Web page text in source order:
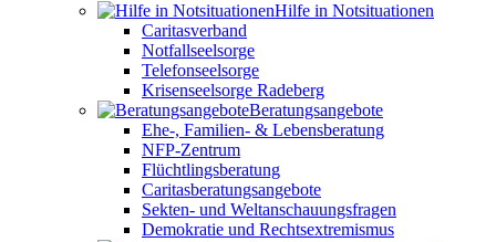
Hilfe in Notsituationen
Caritasverband
Notfallseelsorge
Telefonseelsorge
Krisenseelsorge Radeberg
Beratungsangebote
Ehe-, Familien- & Lebensberatung
NFP-Zentrum
Flüchtlingsberatung
Caritasberatungsangebote
Sekten- und Weltanschauungsfragen
Demokratie und Rechtsextremismus